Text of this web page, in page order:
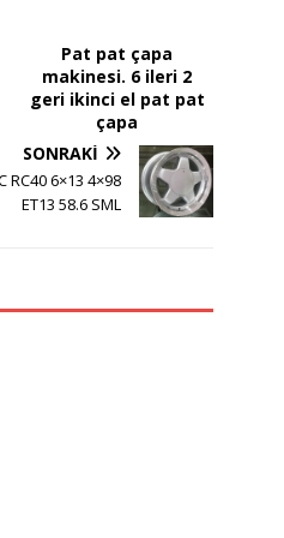
Pat pat çapa
makinesi. 6 ileri 2
geri ikinci el pat pat
çapa
SONRAKI
RC40 6×13 4×98
ET13 58.6 SML